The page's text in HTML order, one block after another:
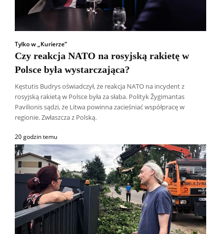
Tylko w „Kurierze”
Czy reakcja NATO na rosyjską rakietę w
Polsce była wystarczająca?
Kęstutis Budrys oświadczył, że reakcja NATO na incydent z
rosyjską rakietą w Polsce była za słaba. Polityk Žygimantas
Pavilionis sądzi, że Litwa powinna zacieśniać współpracę w
regionie. Zwłaszcza z Polską.
20 godzin temu